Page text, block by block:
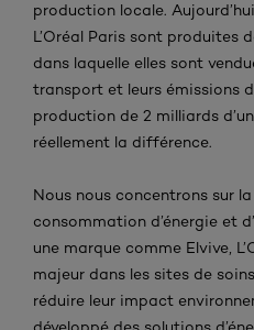
production locale.
L’Oréal Paris sont produites
dans laquelle elles sont
transport et leurs émissions
production de 2 milliards
réellement la différence.
Nous nous concentrons sur
consommation d’énergie et
une marque comme Elvive,
majeur dans les sites de
réduire leur impact